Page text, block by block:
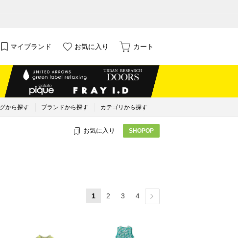
マイブランド お気に入り カート
から探す ブランドから探す カテゴリから探す
お気に入り SHOPOP
1 2 3 4